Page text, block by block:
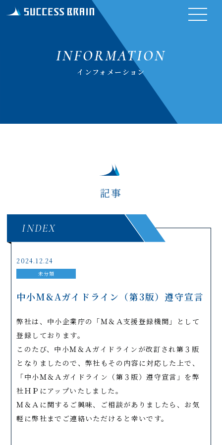
INFORMATION
インフォメーション
記事
INDEX
2024.12.24
未分類
中小M&Aガイドライン（第3版）遵守宣言
弊社は、中小企業庁の「Ｍ＆Ａ支援登録機関」として
登録しております。
このたび、中小Ｍ＆Ａガイドラインが改訂され第３版
となりましたので、弊社もその内容に対応した上で、
「中小Ｍ＆Ａガイドライン（第３版）遵守宣言」を弊
社ＨＰにアップいたしました。
Ｍ＆Ａに関するご興味、ご相談がありましたら、お気
軽に弊社までご連絡いただけると幸いです。